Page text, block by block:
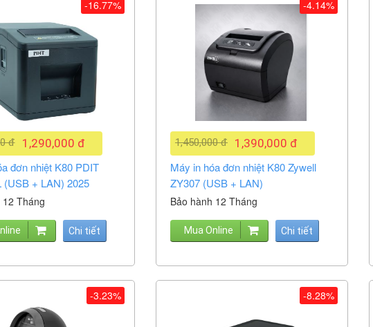
1,290,000 đ
đ
đơn nhiệt K80 PDIT
(USB + LAN) 2025
Tháng
Chi tiết
-16.77%
1,390,000 đ
1,450,000 đ
Máy in hóa đơn nhiệt K80 Zywell
ZY307 (USB + LAN)
Bảo hành 12 Tháng
Mua Online Chi tiết
-4.14%
-3.23% -8.28%